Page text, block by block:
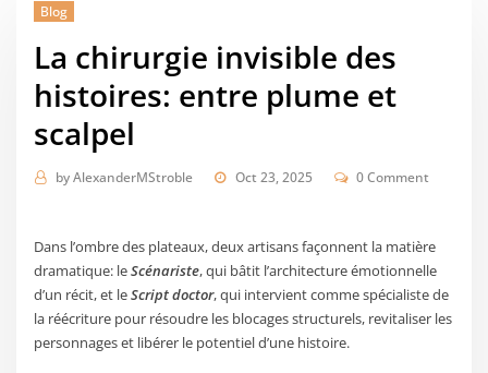
Blog
La chirurgie invisible des
histoires: entre plume et
scalpel
byAlexanderMStroble Oct 23, 2025 0 Comment
Dans l’ombre des plateaux, deux artisans façonnent la matière
dramatique: leScénariste, qui bâtit l’architecture émotionnelle
d’un récit, et leScript doctor, qui intervient comme spécialiste de
la réécriture pour résoudre les blocages structurels, revitaliser les
personnages et libérer le potentiel d’une histoire.